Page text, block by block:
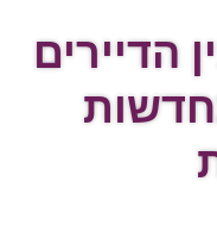
הדיירים